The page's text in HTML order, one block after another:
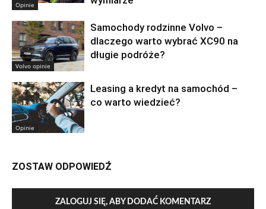
Opinie
Volvo opinie
Samochody rodzinne Volvo –
dlaczego warto wybrać XC90 na
długie podróże?
Opinie
Leasing a kredyt na samochód –
co warto wiedzieć?
ZOSTAW ODPOWIEDŹ
ZALOGUJ SIĘ, ABY DODAĆ KOMENTARZ